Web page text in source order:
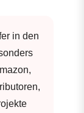
in den